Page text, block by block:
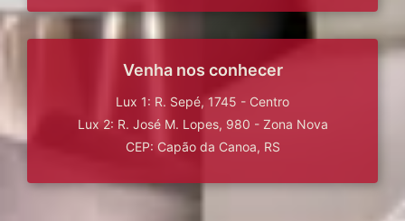
Venha nos conhecer
Lux 1: R. Sepé, 1745 - Centro
Lux 2: R. José M. Lopes, 980 - Zona Nova
CEP: Capão da Canoa, RS